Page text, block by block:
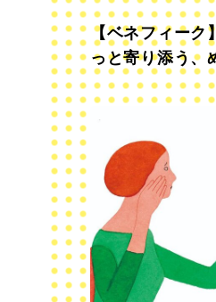
【ベネフィーク
っと寄り添う、
心も前向きに